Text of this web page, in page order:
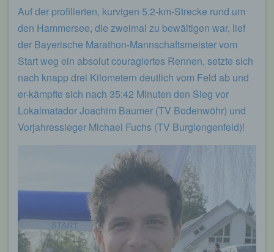
Auf der profilierten, kurvigen 5,2-km-Strecke rund um
den Hammersee, die zweimal zu bewältigen war, lief
der Bayerische Marathon-Mannschaftsmeister vom
Start weg ein absolut couragiertes Rennen, setzte sich
nach knapp drei Kilometern deutlich vom Feld ab und
er-kämpfte sich nach 35:42 Minuten den Sieg vor
Lokalmatador Joachim Baumer (TV Bodenwöhr) und
Vorjahressieger Michael Fuchs (TV Burglengenfeld)!